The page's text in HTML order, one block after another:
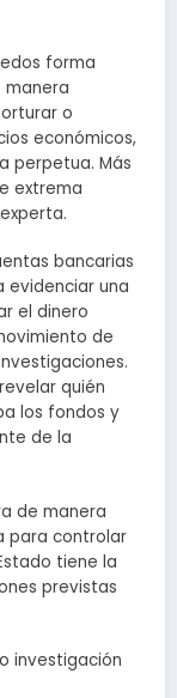
forma
o
económicos,
perpetua. Más
extrema
bancarias
una
el dinero
de
quién
los fondos y
de la
de manera
para controlar
tiene la
previstas
investigación